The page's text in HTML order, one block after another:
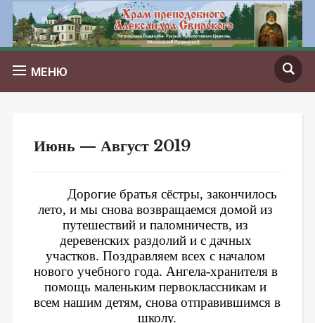
МЕНЮ
Июнь — Август 2019
Дорогие братья сёстры, закончилось
лето, и мы снова возвращаемся домой из
путешествий и паломничеств, из
деревенских раздолий и с дачных
участков. Поздравляем всех с началом
нового учебного года. Ангела-хранителя в
помощь маленьким первоклассникам и
всем нашим детям, снова отправившимся в
школу.